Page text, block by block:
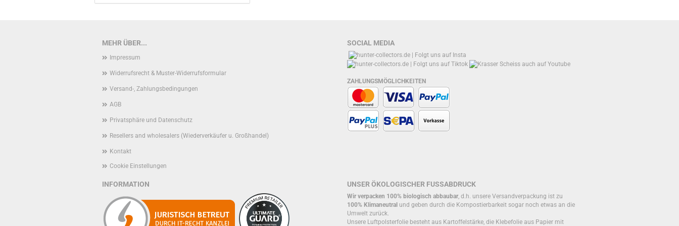
MEHR ÜBER...
Impressum
Widerrufsrecht & Muster-Widerrufsformular
Versand-, Zahlungsbedingungen
AGB
Privatsphäre und Datenschutz
Resellers and wholesalers (Wiederverkäufer u. Großhandel)
Kontakt
Cookie Einstellungen
SOCIAL MEDIA
ZAHLUNGSMÖGLICHKEITEN
INFORMATION UNSER ÖKOLOGISCHER FUSSABDRUCK
Wir verpacken 100% biologisch abbaubar, d.h. unsere Versandverpackung ist zu
100% Klimaneutral und geben durch die Kompostierbarkeit sogar noch etwas an die
Umwelt zurück.
Unsere Luftpolsterfolie besteht aus Kartoffelstärke, die Klebefolie aus Papier mit